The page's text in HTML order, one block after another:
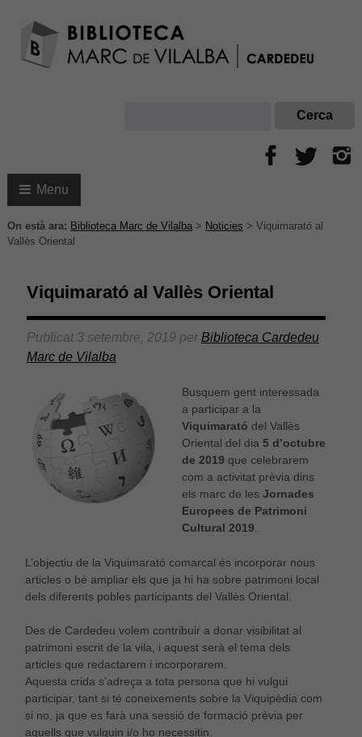
Menu
On està ara: Biblioteca Marc de Vilalba> Noticies > Viquimarató al
Vallès Oriental
Viquimarató al Vallès Oriental
Publicat 3 setembre, 2019 perBiblioteca Cardedeu
Marc de Vilalba
Busquem gent interessada
a participar a la
Viquimarató del Vallès
Oriental del dia 5 d’octubre
de 2019 que celebrarem
com a activitat prèvia dins
els marc de les Jornades
Europees de Patrimoni
Cultural 2019
L’objectiu de la Viquimarató comarcal és incorporar nous
articles o bé ampliar els que ja hi ha sobre patrimoni local
dels diferents pobles participants del Vallès Oriental.
Des de Cardedeu volem contribuir a donar visibilitat al
patrimoni escrit de la vila, i aquest serà el tema dels
articles que redactarem i incorporarem.
Aquesta crida s’adreça a tota persona que hi vulgui
participar, tant si té coneixements sobre la Viquipèdia com
si no, ja que es farà una sessió de formació prèvia per
aquells que vulguin i/o ho necessitin.